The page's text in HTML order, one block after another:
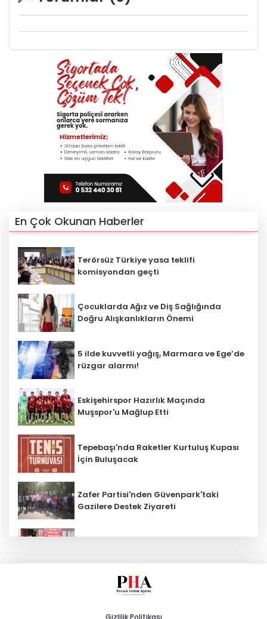
En Çok Okunan Haberler
Terörsüz Türkiye yasa teklifi
komisyondan geçti
Çocuklarda Ağız ve Diş Sağlığında
Doğru Alışkanlıkların Önemi
5 ilde kuvvetli yağış, Marmara ve Ege’de
rüzgar alarmı!
Eskişehirspor Hazırlık Maçında
Muşspor'u Mağlup Etti
Tepebaşı'nda Raketler Kurtuluş Kupası
İçin Buluşacak
Zafer Partisi'nden Güvenpark'taki
Gazilere Destek Ziyareti
AK Parti İl Başkanı Albayrak: "Esnafı
Gizlilik Politikası